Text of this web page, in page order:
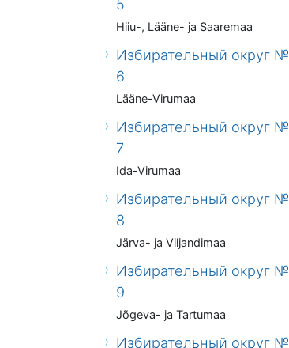
5
Hiiu-, Lääne- ja Saaremaa
Избирательный округ №
6
Lääne-Virumaa
Избирательный округ №
7
Ida-Virumaa
Избирательный округ №
8
Järva- ja Viljandimaa
Избирательный округ №
9
Jõgeva- ja Tartumaa
Избирательный округ №